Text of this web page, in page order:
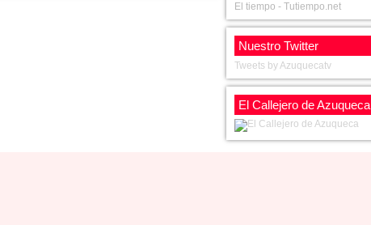
El tiempo - Tutiempo.net
Nuestro Twitter
Tweets by Azuquecatv
El Callejero de Azuqueca